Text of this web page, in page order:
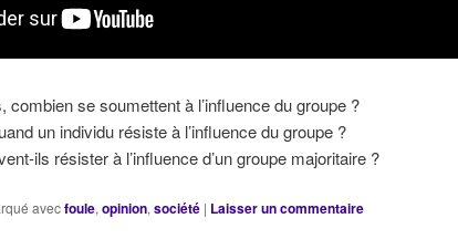
combien se soumettent à l’influence du groupe ?
un individu résiste à l’influence du groupe ?
ils résister à l’influence d’un groupe majoritaire ?
avecfoule, opinion, société | Laisser un commentaire